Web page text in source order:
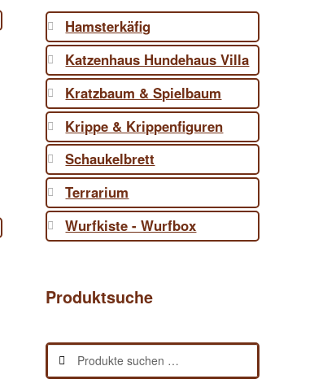
Hamsterkäfig
Katzenhaus Hundehaus Villa
Kratzbaum & Spielbaum
Krippe & Krippenfiguren
Schaukelbrett
Terrarium
Wurfkiste - Wurfbox
Produktsuche
nach: